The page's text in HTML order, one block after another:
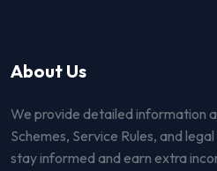
About Us
We provide detailed information
Schemes, Service Rules, and
stay informed and earn extra